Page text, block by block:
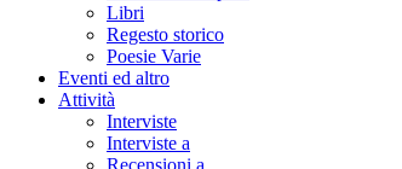
Libri
Regesto storico
Poesie Varie
Eventi ed altro
Attività
Interviste
Interviste a
Recensioni a